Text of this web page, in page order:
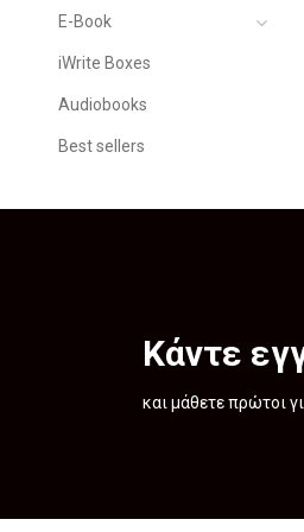
E-Book
iWrite Boxes
Audiobooks
Best sellers
Κάντε
και μάθετε πρώτοι